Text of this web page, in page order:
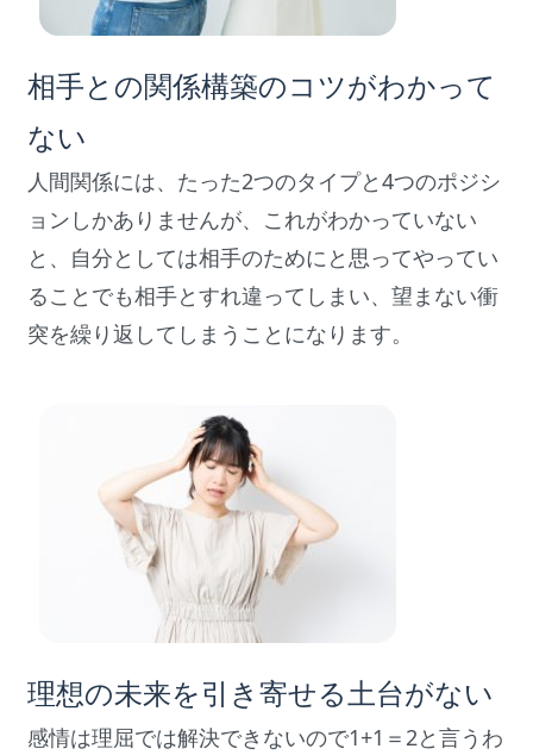
相手との関係構築のコツがわかって
ない
人間関係には、たった2つのタイプと4つのポジシ
ョンしかありませんが、これがわかっていない
と、自分としては相手のためにと思ってやってい
ることでも相手とすれ違ってしまい、望まない衝
突を繰り返してしまうことになります。
理想の未来を引き寄せる土台がない
感情は理屈では解決できないので1+1＝2と言うわ